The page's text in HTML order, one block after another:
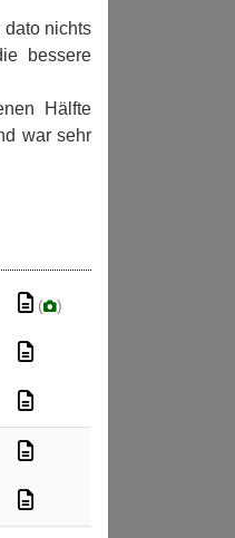
nichts
bessere
Hälfte
war sehr
( )